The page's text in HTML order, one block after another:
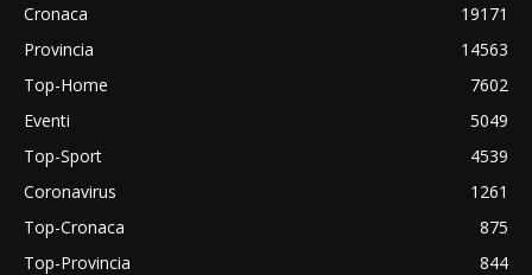
Cronaca
19171
Provincia
14563
Top-Home
7602
Eventi
5049
Top-Sport
4539
Coronavirus
1261
Top-Cronaca
875
Top-Provincia
844